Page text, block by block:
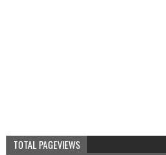
TOTAL PAGEVIEWS